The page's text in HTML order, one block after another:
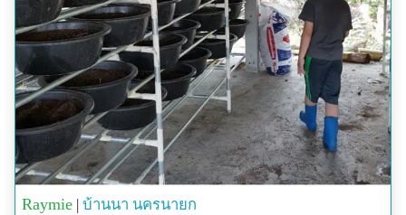
Raymie บ้านนา นครนายก